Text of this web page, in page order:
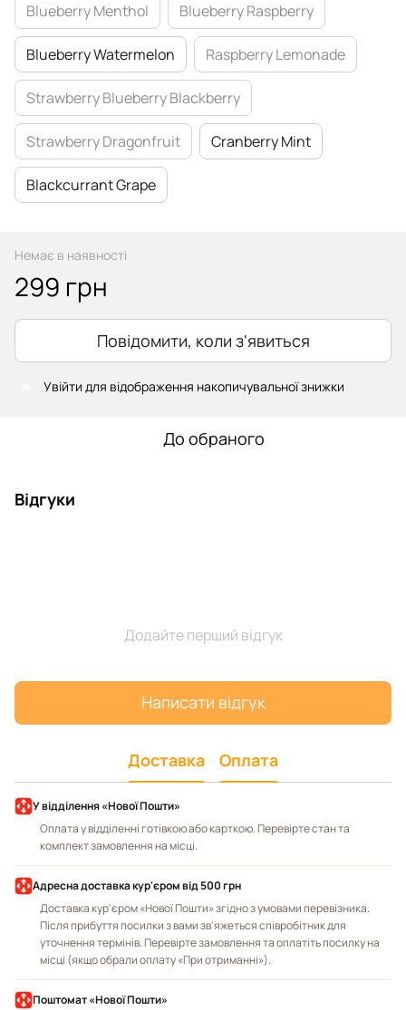
Blueberry Menthol Blueberry Raspberry
Blueberry Watermelon Raspberry Lemonade
Strawberry Blueberry Blackberry
Strawberry Dragonfruit Cranberry Mint
Blackcurrant Grape
Немає в наявності
299 грн
Повідомити, коли з'явиться
Увійти для відображення накопичувальної знижки
До обраного
Відгуки
Додайте перший відгук
Написати відгук
Доставка Оплата
У відділення «Нової Пошти»
Оплата у відділенні готівкою або карткою. Перевірте стан та
комплект замовлення на місці.
Адресна доставка кур'єром від 500 грн
Доставка кур'єром «Нової Пошти» згідно з умовами перевізника.
Після прибуття посилки з вами зв'яжеться співробітник для
уточнення термінів. Перевірте замовлення та оплатіть посилку на
місці (якщо обрали оплату «При отриманні»).
Поштомат «Нової Пошти»